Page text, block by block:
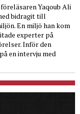
Yaqoub Ali
bidragit till
En miljö han kom
experter på
Inför den
en intervju med